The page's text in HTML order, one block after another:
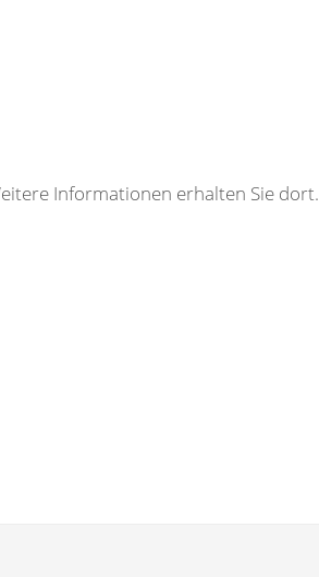
Informationen erhalten Sie dort.